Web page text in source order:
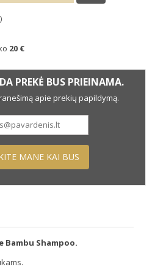
)
20 €
PREKĖ BUS PRIEINAMA.
apie prekių papildymą.
MANE KAI BUS
Bambu Shampoo.